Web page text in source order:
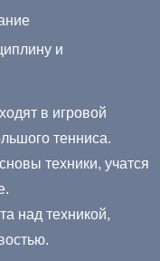
и
в игровой
тенниса.
техники, учатся
над техникой,